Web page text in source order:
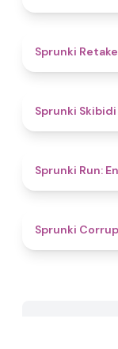
Sprunki
Sprunki
Sprunki Run:
Sprunki